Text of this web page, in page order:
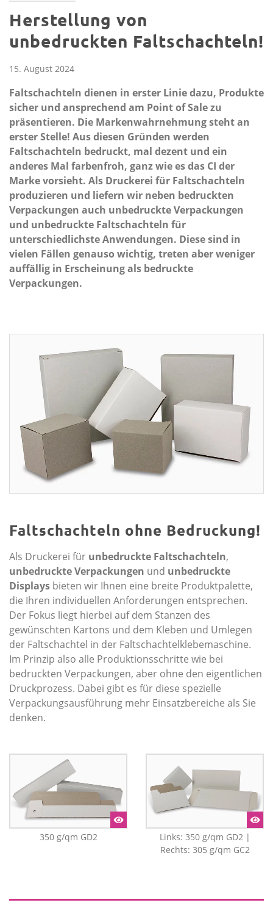
Herstellung von
unbedruckten Faltschachteln!
15. August 2024
Faltschachteln dienen in erster Linie dazu, Produkte
sicher und ansprechend am Point of Sale zu
präsentieren. Die Markenwahrnehmung steht an
erster Stelle! Aus diesen Gründen werden
Faltschachteln bedruckt, mal dezent und ein
anderes Mal farbenfroh, ganz wie es das CI der
Marke vorsieht. Als Druckerei für Faltschachteln
produzieren und liefern wir neben bedruckten
Verpackungen auch unbedruckte Verpackungen
und unbedruckte Faltschachteln für
unterschiedlichste Anwendungen. Diese sind in
vielen Fällen genauso wichtig, treten aber weniger
auffällig in Erscheinung als bedruckte
Verpackungen.
Faltschachteln ohne Bedruckung!
Als Druckerei für unbedruckte Faltschachteln,
unbedruckte Verpackungen und unbedruckte
Displays bieten wir Ihnen eine breite Produktpalette,
die Ihren individuellen Anforderungen entsprechen.
Der Fokus liegt hierbei auf dem Stanzen des
gewünschten Kartons und dem Kleben und Umlegen
der Faltschachtel in der Faltschachtelklebe­maschine.
Im Prinzip also alle Produktionsschritte wie bei
bedruckten Verpackungen, aber ohne den eigentlichen
Druckprozess. Dabei gibt es für diese spezielle
Verpackungsausführung mehr Einsatzbereiche als Sie
denken.
350 g/qm GD2
Links: 350 g/qm GD2 |
Rechts: 305 g/qm GC2